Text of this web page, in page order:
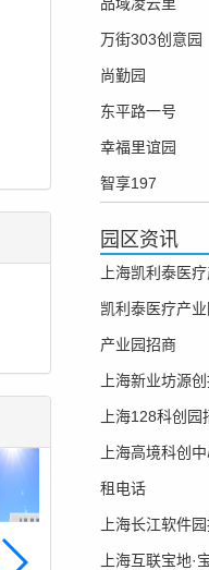
万街303创意园
尚勤园
东平路一号
幸福里谊园
智享197
园区资讯
上海凯利泰医
凯利泰医疗产
产业园招商
上海新业坊源
上海128科创
上海高境科创
租电话
上海长江软件
上海互联宝地·